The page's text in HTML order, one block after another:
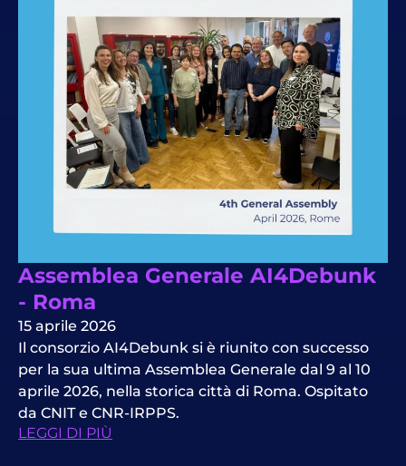
Assemblea Generale AI4Debunk
- Roma
15 aprile 2026
Il consorzio AI4Debunk si è riunito con successo
per la sua ultima Assemblea Generale dal 9 al 10
aprile 2026, nella storica città di Roma. Ospitato
da CNIT e CNR-IRPPS.
LEGGI DI PIÙ